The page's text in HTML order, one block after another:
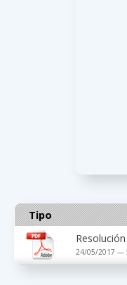
Tipo
24/05/2017 —